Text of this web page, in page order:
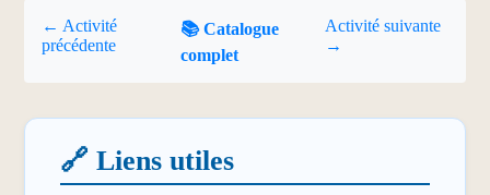
← Activité
précédente
📚 Catalogue
complet
Activité suivante
→
🔗 Liens utiles